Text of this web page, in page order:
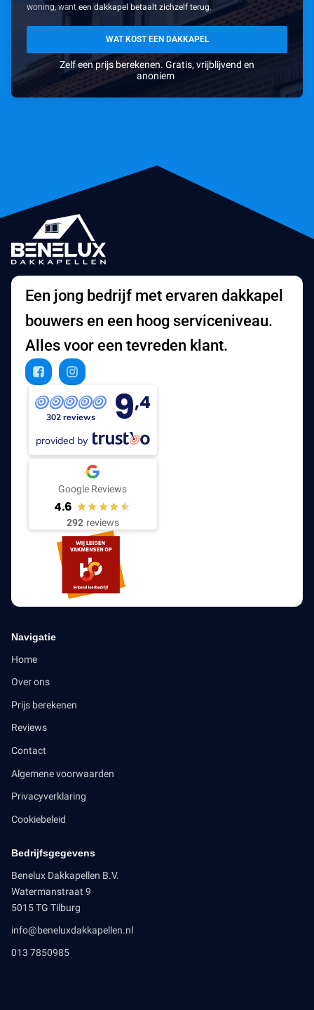
woning, wanteen dakkapel betaalt zichzelf terug.
WAT KOST EEN DAKKAPEL
Zelf een prijs berekenen. Gratis, vrijblijvend en
anoniem
Een jong bedrijf met ervaren dakkapel
bouwers en een hoog serviceniveau.
Alles voor een tevreden klant.
302 reviews 9,4
provided by
Google Reviews
4.6
292 reviews
Navigatie
Home
Over ons
Prijs berekenen
Reviews
Contact
Algemene voorwaarden
Privacyverklaring
Cookiebeleid
Bedrijfsgegevens
Benelux Dakkapellen B.V.
Watermanstraat 9
5015 TG Tilburg
info@beneluxdakkapellen.nl
013 7850985